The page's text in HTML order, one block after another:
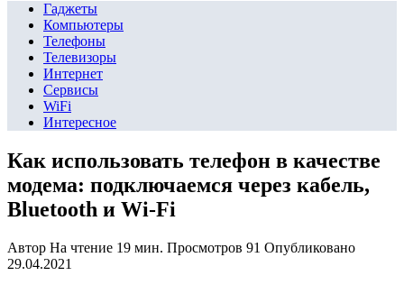
Гаджеты
Компьютеры
Телефоны
Телевизоры
Интернет
Сервисы
WiFi
Интересное
Как использовать телефон в качестве
модема: подключаемся через кабель,
Bluetooth и Wi-Fi
Автор На чтение 19 мин. Просмотров 91 Опубликовано
29.04.2021